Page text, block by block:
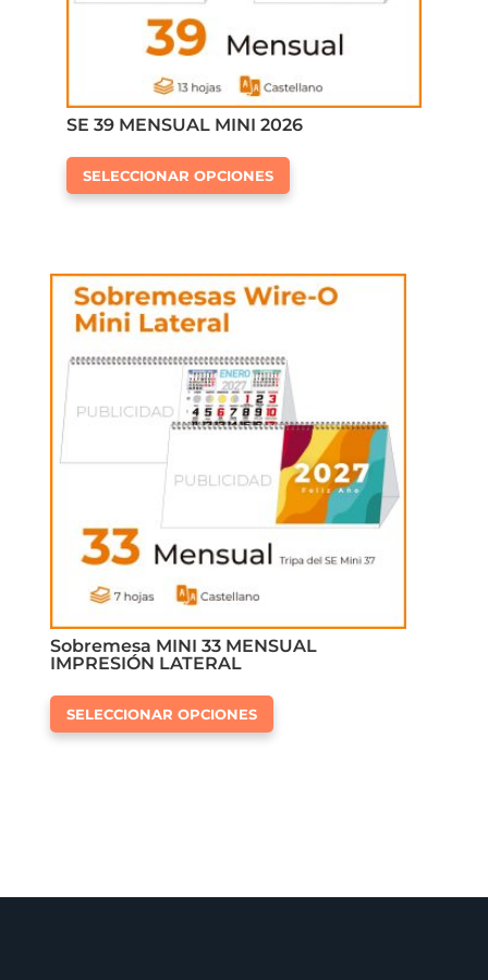
producto
SE 39 MENSUAL MINI 2026
SELECCIONAR OPCIONES
Este
Las
pueden
elegir
en
la
página
de
producto
Sobremesa MINI 33 MENSUAL
IMPRESIÓN LATERAL
SELECCIONAR OPCIONES
Este
se